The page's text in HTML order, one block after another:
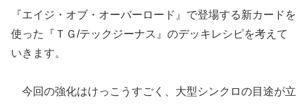
『エイジ・オブ・オーバーロード』で登場する新カードを
使った『ＴＧ/テックジーナス』のデッキレシピを考えて
いきます。
今回の強化はけっこうすごく、大型シンクロの目途が立